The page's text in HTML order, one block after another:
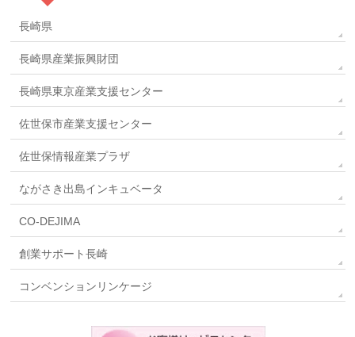
長崎県
長崎県産業振興財団
長崎県東京産業支援センター
佐世保市産業支援センター
佐世保情報産業プラザ
ながさき出島インキュベータ
CO-DEJIMA
創業サポート長崎
コンベンションリンケージ